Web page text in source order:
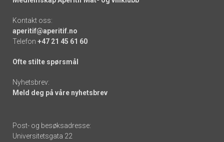
Kontakt oss:
aperitif@aperitif.no
Telefon +47 21 45 61 60
Ofte stilte spørsmål
Nyhetsbrev:
Meld deg på våre nyhetsbrev
Post- og besøksadresse:
Universitetsgata 22